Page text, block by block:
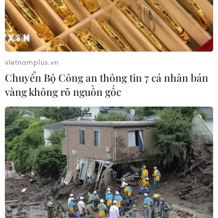
Trong bối cảnh, tăng trưởng tín dụng toàn hệ thống đến
22/11 mới đạt 8,21% và mức tăng trưởng không đồng
đều tại các ngân hàng, NHNN quyết định điều hòa chỉ
tiêu trong toàn hệ thống.
vietnamplus.vn
Chuyển Bộ Công an thông tin 7 cá nhân bán
vàng không rõ nguồn gốc